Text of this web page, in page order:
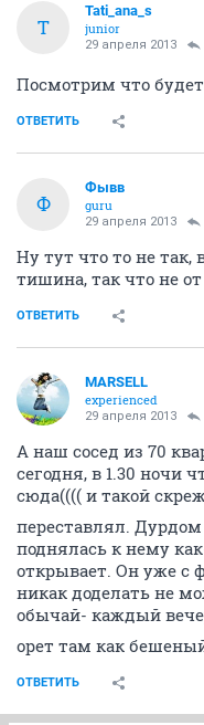
T
Tati_ana_s
junior
29 апреля 2013
Посмотрим что
ОТВЕТИТЬ
Ф
Фывв
guru
29 апреля 2013
Ну тут что то не так,
тишина, так что не от
ОТВЕТИТЬ
MARSELL
experienced
29 апреля 2013
А наш сосед из 70
сегодня, в 1.30 ночи
сюда(((( и такой
переставлял.
поднялась к нему
открывает. Он уже с
никак доделать не
обычай- каждый
орет там как
ОТВЕТИТЬ